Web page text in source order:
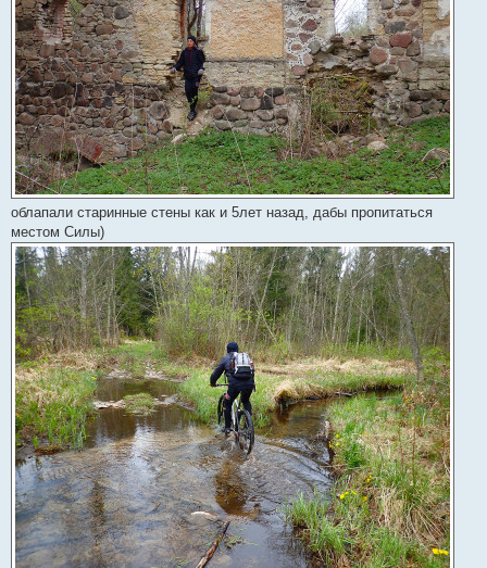
облапали старинные стены как и 5лет назад, дабы пропитаться
местом Силы)